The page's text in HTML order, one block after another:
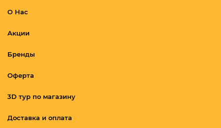
О Нас
Акции
Бренды
Оферта
3D тур по магазину
Доставка и оплата